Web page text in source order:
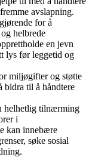
avslapning.
for å
helbrede
en jevn
lys før leggetid og
miljøgifter og støtte
bidra til å håndtere
helhetlig tilnærming
i
kan innebære
søke sosial